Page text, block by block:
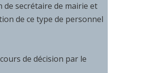
secrétaire de mairie et
de ce type de personnel
de décision par le